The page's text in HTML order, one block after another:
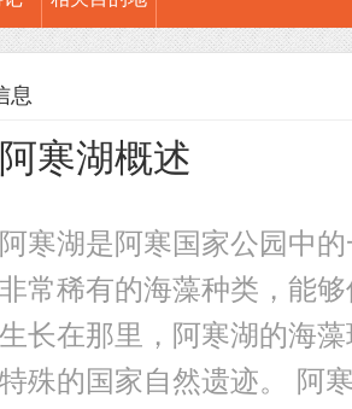
息
阿寒湖概述
阿寒湖是阿寒国家公园中
非常稀有的海藻种类，能
生长在那里，阿寒湖的海
特殊的国家自然遗迹。 阿